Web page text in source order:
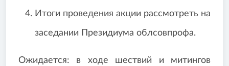
Итоги проведения акции рассмотреть на
заседании Президиума облсовпрофа.
Ожидается: в ходе шествий и митингов